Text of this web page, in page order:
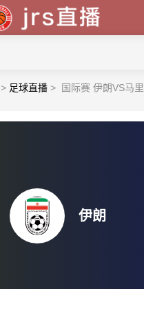
> 足球直播 > 国际赛 伊朗VS马里
伊朗